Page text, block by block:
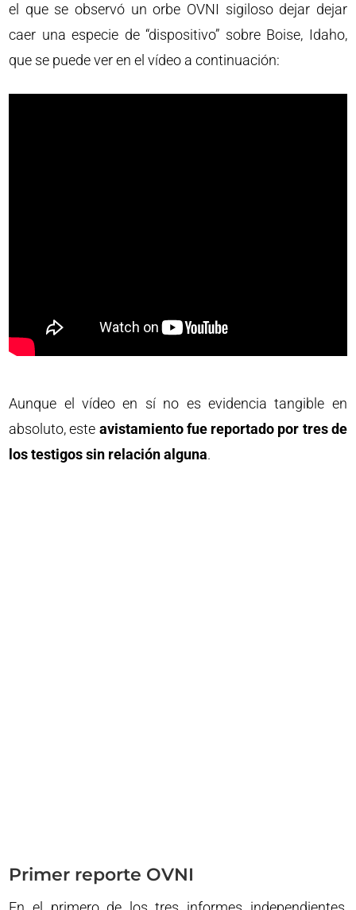
el que se observó un orbe OVNI sigiloso dejar dejar
caer una especie de “dispositivo” sobre Boise, Idaho,
que se puede ver en el vídeo a continuación:
Aunque el vídeo en sí no es evidencia tangible en
absoluto, este avistamiento fue reportado por tres de
los testigos sin relación alguna.
Primer reporte OVNI